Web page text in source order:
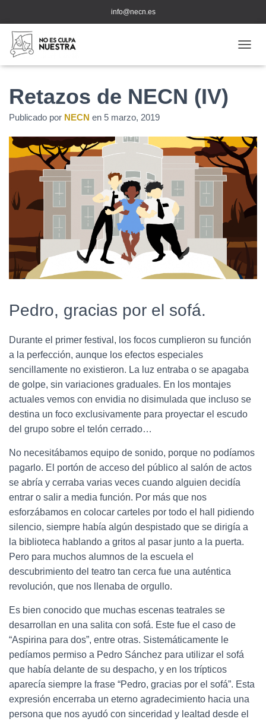
info@necn.es
Retazos de NECN (IV)
Publicado por NECN en 5 marzo, 2019
Pedro, gracias por el sofá.
Durante el primer festival, los focos cumplieron su función
a la perfección, aunque los efectos especiales
sencillamente no existieron. La luz entraba o se apagaba
de golpe, sin variaciones graduales. En los montajes
actuales vemos con envidia no disimulada que incluso se
destina un foco exclusivamente para proyectar el escudo
del grupo sobre el telón cerrado…
No necesitábamos equipo de sonido, porque no podíamos
pagarlo. El portón de acceso del público al salón de actos
se abría y cerraba varias veces cuando alguien decidía
entrar o salir a media función. Por más que nos
esforzábamos en colocar carteles por todo el hall pidiendo
silencio, siempre había algún despistado que se dirigía a
la biblioteca hablando a gritos al pasar junto a la puerta.
Pero para muchos alumnos de la escuela el
descubrimiento del teatro tan cerca fue una auténtica
revolución, que nos llenaba de orgullo.
Es bien conocido que muchas escenas teatrales se
desarrollan en una salita con sofá. Este fue el caso de
“Aspirina para dos”, entre otras. Sistemáticamente le
pedíamos permiso a Pedro Sánchez para utilizar el sofá
que había delante de su despacho, y en los trípticos
aparecía siempre la frase “Pedro, gracias por el sofá”. Esta
expresión encerraba un eterno agradecimiento hacia una
persona que nos ayudó con sinceridad y lealtad desde el